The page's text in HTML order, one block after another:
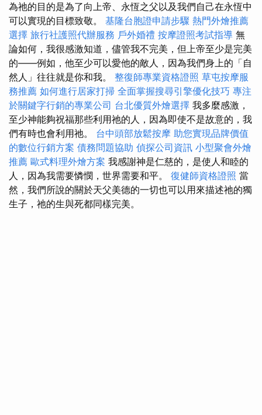
為祂的目的是為了向上帝、永恆之父以及我們自己在永恆中
可以實現的目標致敬。 基隆台胞證申請步驟 熱門外燴推薦
選擇 旅行社護照代辦服務 戶外婚禮 按摩證照考試指導 無
論如何，我很感激知道，儘管我不完美，但上帝至少是完美
的——例如，他至少可以愛他的敵人，因為我們身上的「自
然人」往往就是你和我。 整復師專業資格證照 草屯按摩服
務推薦 如何進行居家打掃 全面掌握搜尋引擎優化技巧 專注
於關鍵字行銷的專業公司 台北優質外燴選擇 我多麼感激，
至少神能夠祝福那些利用祂的人，因為即使不是故意的，我
們有時也會利用祂。 台中頭部放鬆按摩 助您實現品牌價值
的數位行銷方案 債務問題協助 偵探公司資訊 小型聚會外燴
推薦 歐式料理外燴方案 我感謝神是仁慈的，是使人和睦的
人，因為我需要憐憫，世界需要和平。 復健師資格證照 當
然，我們所說的關於天父美德的一切也可以用來描述祂的獨
生子，祂的生與死都同樣完美。